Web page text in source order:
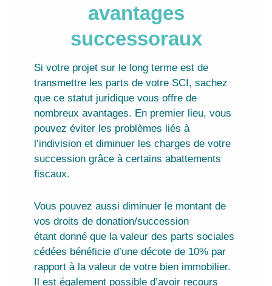
avantages
successoraux
Si votre projet sur le long terme est de
transmettre les parts de votre SCI, sachez
que ce statut juridique vous offre de
nombreux avantages. En premier lieu, vous
pouvez éviter les problèmes liés à
l’indivision et diminuer les charges de votre
succession grâce à certains abattements
fiscaux.
Vous pouvez aussi diminuer le montant de
vos droits de donation/succession
étant donné que la valeur des parts sociales
cédées bénéficie d’une décote de 10% par
rapport à la valeur de votre bien immobilier.
Il est également possible d’avoir recours